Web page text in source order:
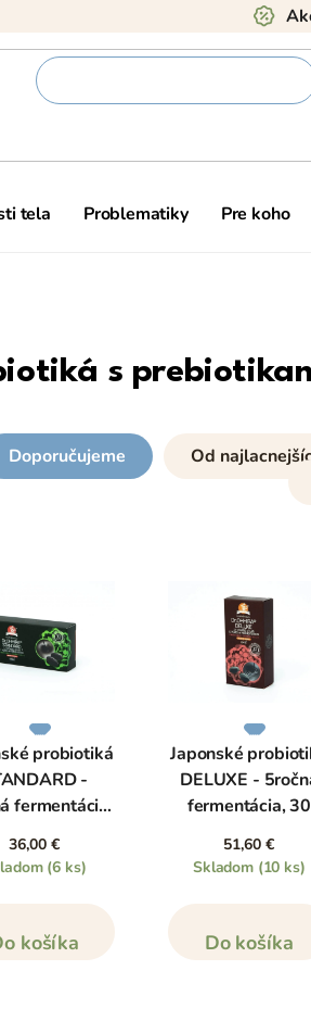
tela Problematiky Pre koho
s
Doporučujeme Od
probiotiká
-
fermentácia,
36,00 €
(6 ks)
košíka
Japonské
DELUXE -
fermentácia, 30
51,60 €
Skladom (10 ks)
Do košíka